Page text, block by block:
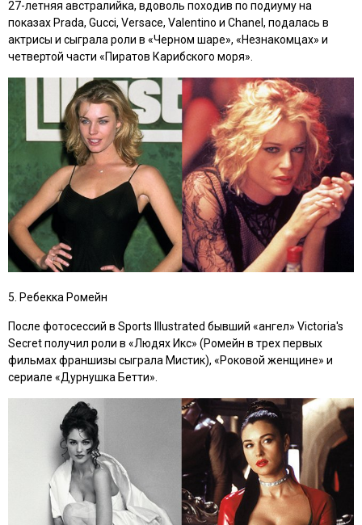
27-летняя австралийка, вдоволь походив по подиуму на
показах Prada, Gucci, Versace, Valentino и Chanel, подалась в
актрисы и сыграла роли в «Черном шаре», «Незнакомцах» и
четвертой части «Пиратов Карибского моря».
5. Ребекка Ромейн
После фотосессий в Sports Illustrated бывший «ангел» Victoria's
Secret получил роли в «Людях Икс» (Ромейн в трех первых
фильмах франшизы сыграла Мистик), «Роковой женщине» и
сериале «Дурнушка Бетти».